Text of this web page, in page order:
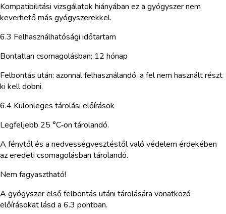
Kompatibilitási vizsgálatok hiányában ez a gyógyszer nem
keverhető más gyógyszerekkel.
6.3 Felhasználhatósági időtartam
Bontatlan csomagolásban: 12 hónap
Felbontás után: azonnal felhasználandó, a fel nem használt részt
ki kell dobni.
6.4 Különleges tárolási előírások
Legfeljebb 25 °C‑on tárolandó.
A fénytől és a nedvességvesztéstől való védelem érdekében
az eredeti csomagolásban tárolandó.
Nem fagyasztható!
A gyógyszer első felbontás utáni tárolására vonatkozó
előírásokat lásd a 6.3 pontban.